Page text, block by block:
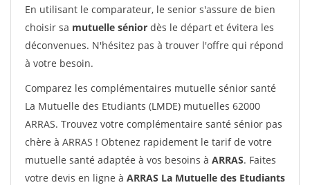
En utilisant le comparateur, le senior s'assure de bien
choisir sa mutuelle sénior dès le départ et évitera les
déconvenues. N'hésitez pas à trouver l'offre qui répond
à votre besoin.
Comparez les complémentaires mutuelle sénior santé
La Mutuelle des Etudiants (LMDE) mutuelles 62000
ARRAS. Trouvez votre complémentaire santé sénior pas
chère à ARRAS ! Obtenez rapidement le tarif de votre
mutuelle santé adaptée à vos besoins à ARRAS. Faites
votre devis en ligne à ARRAS La Mutuelle des Etudiants